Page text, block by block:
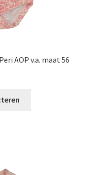
AOP v.a. maat 56